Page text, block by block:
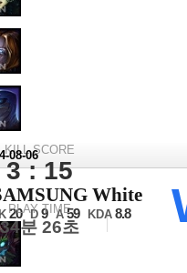
KILL SCORE
3 : 15
PLAY TIME
34분 26초
08-06
3/4위전 2세트
White
K 20 D 9 A 59 KDA 8.8